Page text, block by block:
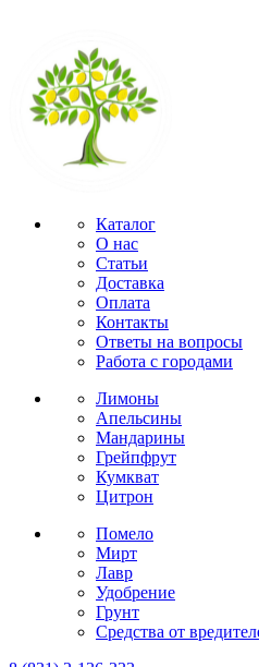
Каталог
О нас
Статьи
Доставка
Оплата
Контакты
Ответы на вопросы
Работа с городами
Лимоны
Апельсины
Мандарины
Грейпфрут
Кумкват
Цитрон
Помело
Мирт
Лавр
Удобрение
Грунт
Средства от